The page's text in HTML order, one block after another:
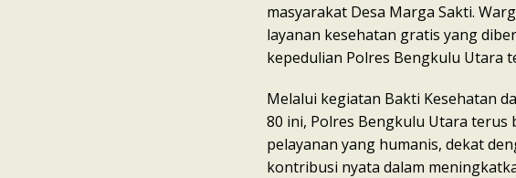
masyarakat Desa Marga Sakti.
layanan kesehatan gratis yang
kepedulian Polres Bengkulu Utara
Melalui kegiatan Bakti Kesehatan
80 ini, Polres Bengkulu Utara
pelayanan yang humanis, dekat
kontribusi nyata dalam